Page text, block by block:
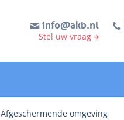
info@akb.nl
Stel uw vraag
Afgeschermende omgeving